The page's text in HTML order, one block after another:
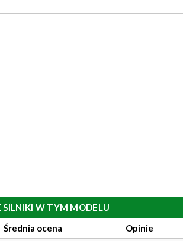
SILNIKI W TYM MODELU
Średnia ocena Opinie